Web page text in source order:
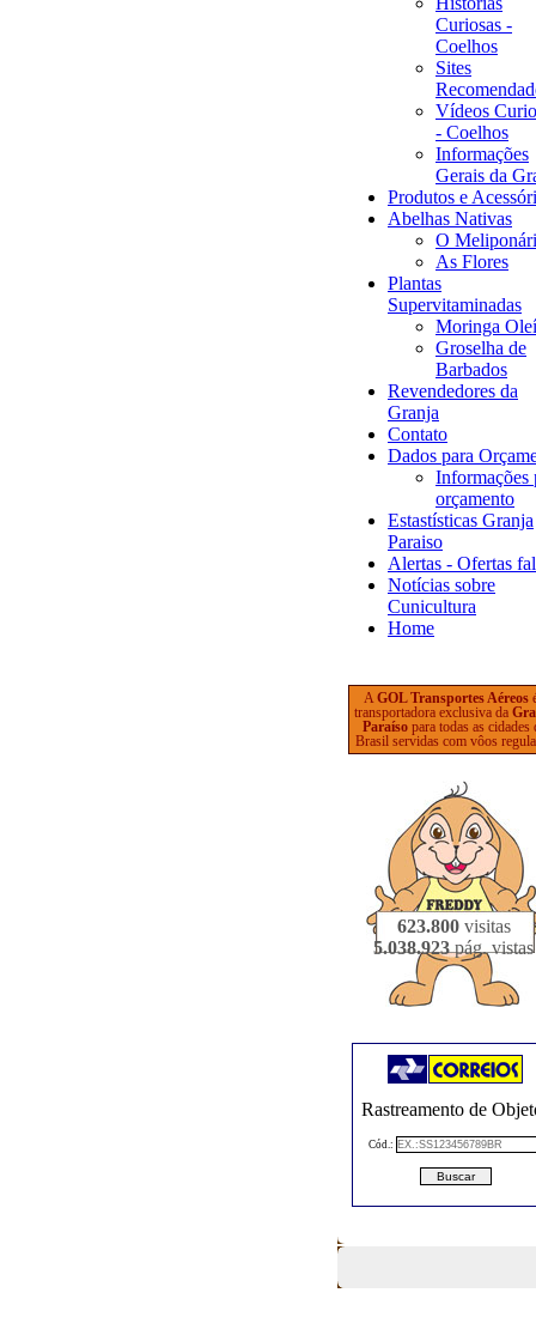
Curiosas -
Coelhos
Sites
Vídeos
- Coelhos
Informações
Gerais da
Produtos e
Abelhas Nativas
O
As Flores
Plantas
Supervitaminadas
Moringa
Groselha de
Barbados
Revendedores da
Granja
Contato
Dados para
Informações
orçamento
Estastísticas Granja
Paraiso
Alertas - Ofertas
Notícias sobre
Cunicultura
Home
A GOL Transportes Aéreos
transportadora exclusiva da
Paraíso para todas as cidades
Brasil servidas com vôos
623.800visitas
5.038.923pág. vistas
Rastreamento de
Cód.: